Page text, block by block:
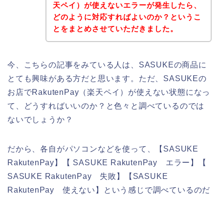
天ペイ）が使えないエラーが発生したら、
どのように対応すればよいのか？というこ
とをまとめさせていただきました。
今、こちらの記事をみている人は、SASUKEの商品に
とても興味がある方だと思います。ただ、SASUKEの
お店でRakutenPay（楽天ペイ）が使えない状態になっ
て、どうすればいいのか？と色々と調べているのでは
ないでしょうか？
だから、各自がパソコンなどを使って、【SASUKE
RakutenPay】【 SASUKE RakutenPay エラー】【
SASUKE RakutenPay 失敗】【SASUKE
RakutenPay 使えない】という感じで調べているのだ